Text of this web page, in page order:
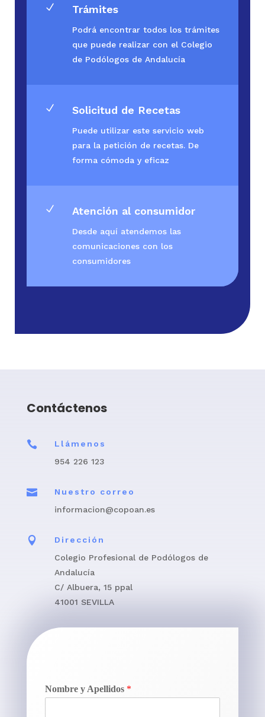
N Trámites
Podrá encontrar todos los trámites
que puede realizar con el Colegio
de Podólogos de Andalucía
N Solicitud de Recetas
Puede utilizar este servicio web
para la petición de recetas. De
forma cómoda y eficaz
N Atención al consumidor
Desde aquí atendemos las
comunicaciones con los
consumidores
Contáctenos

Llámenos
954 226 123

Nuestro correo
informacion@copoan.es

Dirección
Colegio Profesional de Podólogos de
Andalucía
C/ Albuera, 15 ppal
41001 SEVILLA
Nombre y Apellidos *